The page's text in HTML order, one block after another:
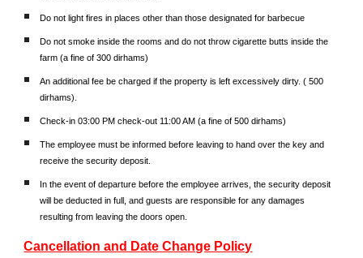
Do not light fires in places other than those designated for barbecue
Do not smoke inside the rooms and do not throw cigarette butts inside the
farm (a fine of 300 dirhams)
An additional fee be charged if the property is left excessively dirty. ( 500
dirhams).
Check-in 03:00 PM check-out 11:00 AM (a fine of 500 dirhams)
The employee must be informed before leaving to hand over the key and
receive the security deposit.
In the event of departure before the employee arrives, the security deposit
will be deducted in full, and guests are responsible for any damages
resulting from leaving the doors open.
Cancellation and Date Change Policy